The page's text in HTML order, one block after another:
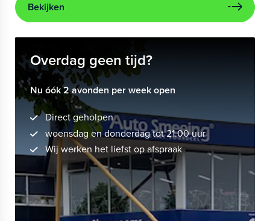
Bekijken
Overdag geen tijd?
Nu óók 2 avonden per week open
Direct geholpen
woensdag en donderdag tot 21.00 uur
Wij werken het liefst op afspraak